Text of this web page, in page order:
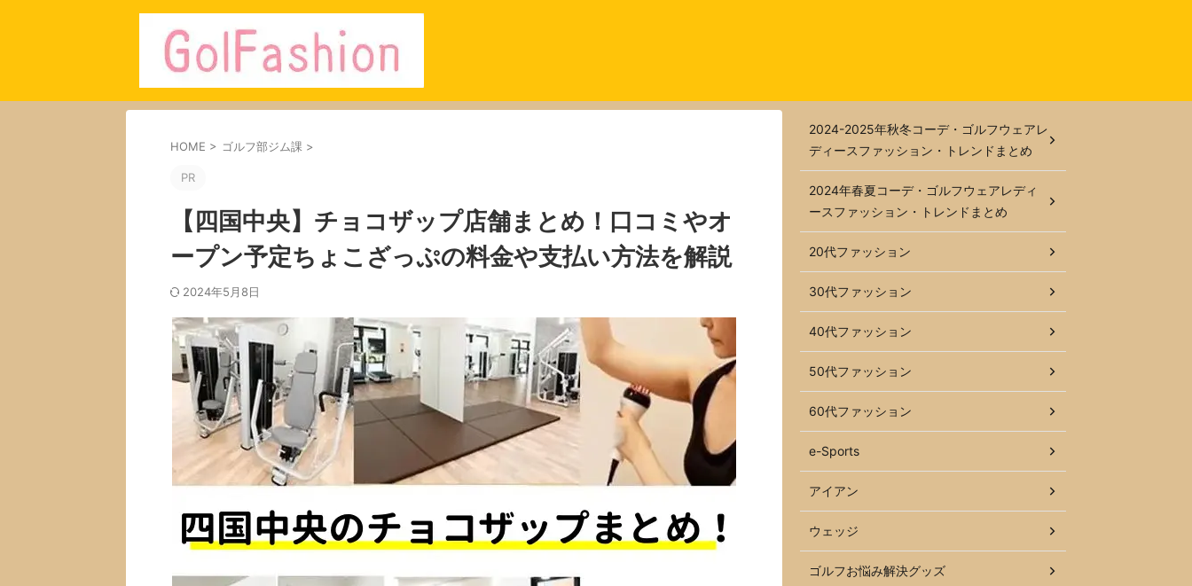
HOME > ゴルフ部ジム課 >
PR
【四国中央】チョコザップ店舗まとめ！口コミやオ
ープン予定ちょこざっぷの料金や支払い方法を解説
2024年5月8日
2024-2025年秋冬コーデ・ゴルフウェアレ
ディースファッション・トレンドまとめ
2024年春夏コーデ・ゴルフウェアレディ
ースファッション・トレンドまとめ
20代ファッション
30代ファッション
40代ファッション
50代ファッション
60代ファッション
e-Sports
アイアン
ウェッジ
ゴルフお悩み解決グッズ